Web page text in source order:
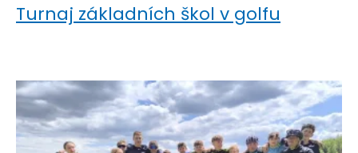
Turnaj základních škol v golfu